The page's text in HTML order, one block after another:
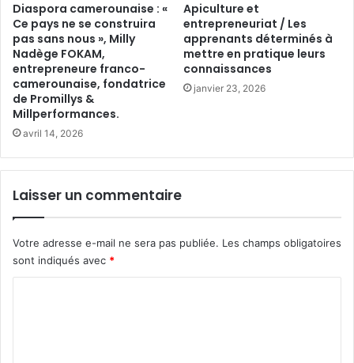
Diaspora camerounaise : «
Ce pays ne se construira
pas sans nous », Milly
Nadège FOKAM,
entrepreneure franco-
camerounaise, fondatrice
de Promillys &
Millperformances.
avril 14, 2026
Apiculture et
entrepreneuriat / Les
apprenants déterminés à
mettre en pratique leurs
connaissances
janvier 23, 2026
Laisser un commentaire
Votre adresse e-mail ne sera pas publiée. Les champs obligatoires
sont indiqués avec *